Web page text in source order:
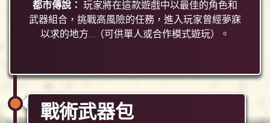
都市傳說： 玩家將在這款遊戲中以最佳的角色和
武器組合，挑戰高風險的任務，進入玩家曾經夢寐
以求的地方…（可供單人或合作模式遊玩）。
戰術武器包